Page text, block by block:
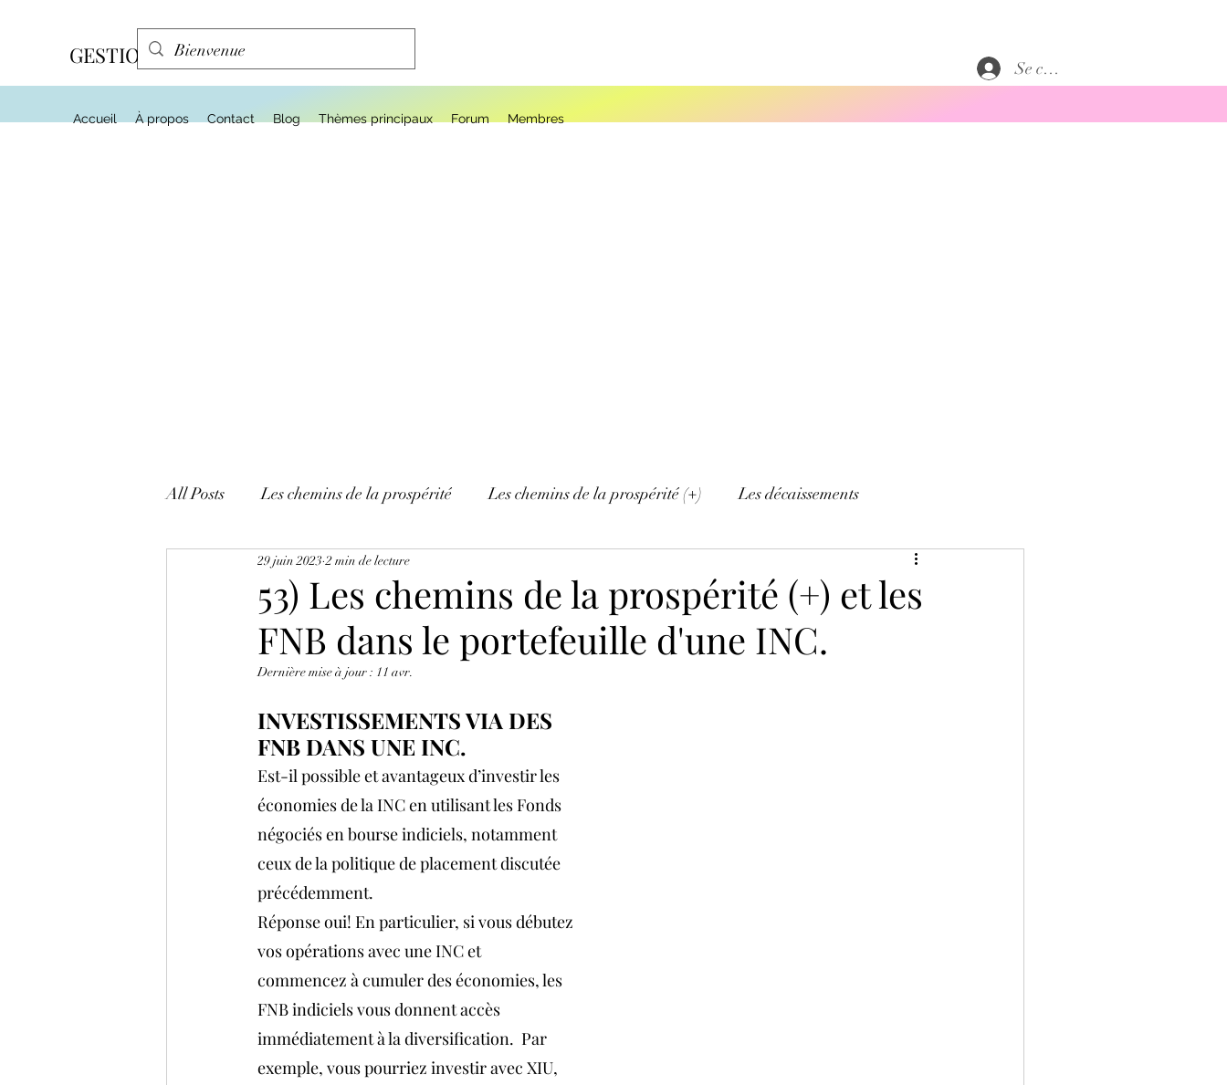
Accueil À propos Contact Blog Thèmes principaux Forum Membres
GESTION EFFA Se connecter
All Posts Les chemins de la prospérité Les chemins de la prospérité (+) Les décaissements
Mes tactiques et mes trucs!
53) Les chemins de la prospérité (+) et les
FNB dans le portefeuille d'une INC.
29 juin 2023 2 min de lecture
Dernière mise à jour : 11 avr.
INVESTISSEMENTS VIA DES
FNB DANS UNE INC.
Est-il possible et avantageux d’investir les
économies de la INC en utilisant les Fonds
négociés en bourse indiciels, notamment
ceux de la politique de placement discutée
précédemment.
Réponse oui! En particulier, si vous débutez
vos opérations avec une INC et
commencez à cumuler des économies, les
FNB indiciels vous donnent accès
immédiatement à la diversification.  Par
exemple, vous pourriez investir avec XIU,